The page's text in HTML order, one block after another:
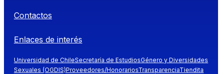
Contactos
Enlaces de interés
Universidad de ChileSecretaría de EstudiosGénero y Diversidades
Sexuales (OGDIS)Proveedores/HonorariosTransparenciaTiendita